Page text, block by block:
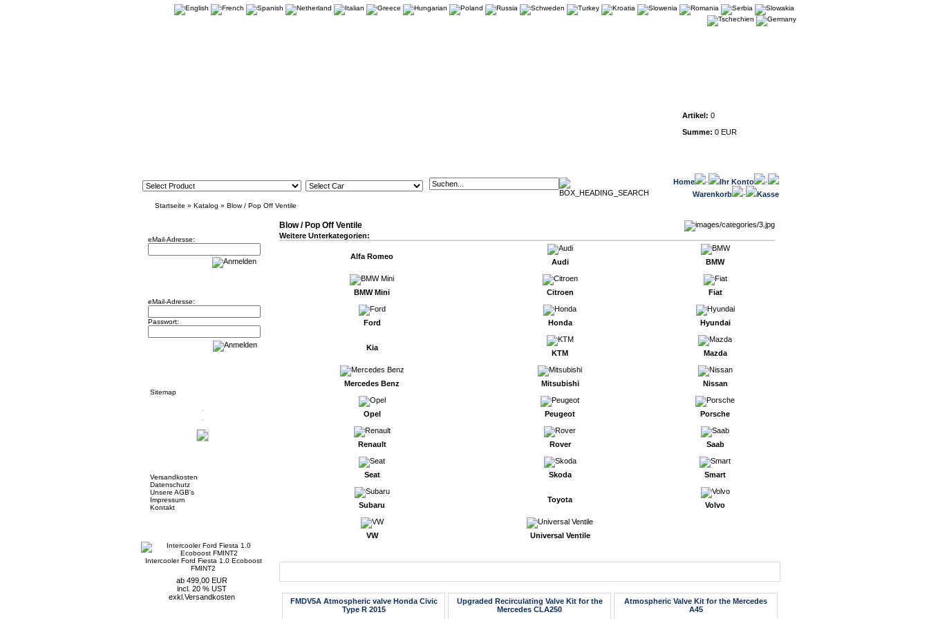
Artikel: 0
Summe: 0 EUR
Home · Ihr Konto
·
Warenkorb
· Kasse
Startseite » Katalog » Blow / Pop Off Ventile
eMail-Adresse:
eMail-Adresse:
Passwort:
Sitemap
Versandkosten
Datenschutz
Unsere AGB's
Impressum
Kontakt
Intercooler Ford Fiesta 1.0 Ecoboost
FMINT2
ab 499,00 EUR
incl. 20 % UST
exkl. Versandkosten
Blow / Pop Off Ventile
Weitere Unterkategorien:
Alfa Romeo
Audi BMW
BMW Mini Citroen Fiat
Ford Honda Hyundai
Kia
KTM Mazda
Mercedes Benz Mitsubishi Nissan
Opel Peugeot Porsche
Renault Rover Saab
Seat Skoda Smart
Subaru
Toyota
Volvo
VW Universal Ventile
FMDV5A Atmospheric valve Honda Civic
Type R 2015
Upgraded Recirculating Valve Kit for the
Mercedes CLA250
Atmospheric Valve Kit for the Mercedes
A45